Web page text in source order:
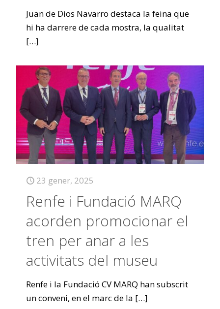
Juan de Dios Navarro destaca la feina que
hi ha darrere de cada mostra, la qualitat
[…]
23 gener, 2025
Renfe i Fundació MARQ
acorden promocionar el
tren per anar a les
activitats del museu
Renfe i la Fundació CV MARQ han subscrit
un conveni, en el marc de la […]